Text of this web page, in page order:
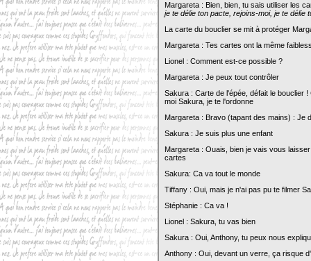
Margareta : Bien, bien, tu sais utiliser les
je te délie ton pacte, rejoins-moi, je te délie
La carte du bouclier se mit à protéger
Margareta : Tes cartes ont la même
Lionel : Comment est-ce possible ?
Margareta : Je peux tout contrôler
Sakura : Carte de l'épée, défait le bouclier
moi Sakura, je te l'ordonne
Margareta : Bravo (tapant des mains) : Je
Sakura : Je suis plus une enfant
Margareta : Ouais, bien je vais vous
cartes
Sakura: Ca va tout le monde
Tiffany : Oui, mais je n'ai pas pu te filmer
Stéphanie : Ca va !
Lionel : Sakura, tu vas bien
Sakura : Oui, Anthony, tu peux nous
Anthony : Oui, devant un verre, ça risque